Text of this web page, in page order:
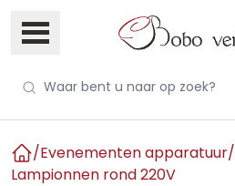
Home
/Evenementen apparatuur/
Lampionnen rond 220V